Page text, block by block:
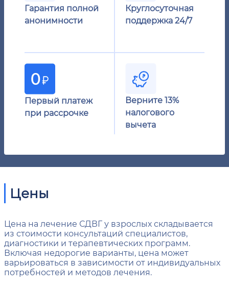
Гарантия полной
анонимности
Круглосуточная
поддержка 24/7
Первый платеж
при рассрочке
Верните 13%
налогового
вычета
Цены
Цена на лечение СДВГ у взрослых складывается
из стоимости консультаций специалистов,
диагностики и терапевтических программ.
Включая недорогие варианты, цена может
варьироваться в зависимости от индивидуальных
потребностей и методов лечения.